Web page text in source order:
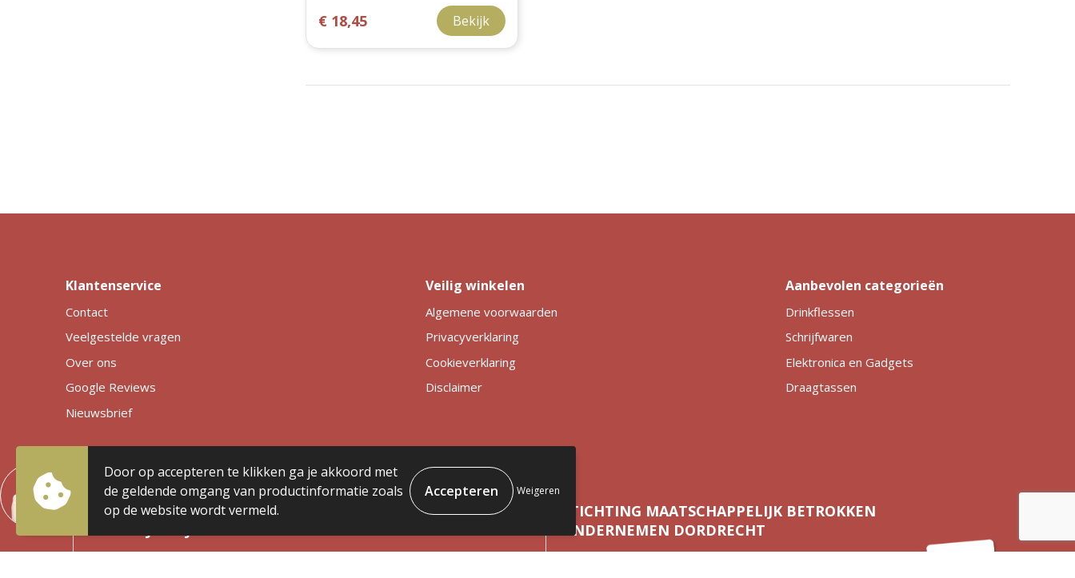
€ 18,45 Bekijk
Klantenservice
Contact
Veelgestelde vragen
Over ons
Google Reviews
Nieuwsbrief
Veilig winkelen
Algemene voorwaarden
Privacyverklaring
Cookieverklaring
Disclaimer
Aanbevolen categorieën
Drinkflessen
Schrijfwaren
Elektronica en Gadgets
Draagtassen
KLANTEN BEOORDELEN ONS MET EEN 5,
STICHTING MAATSCHAPPELIJK BETROKKEN
ONDERNEMEN DORDRECHT
Door op accepteren te klikken ga je akkoord met
de geldende omgang van productinformatie zoals
op de website wordt vermeld.
Weigeren